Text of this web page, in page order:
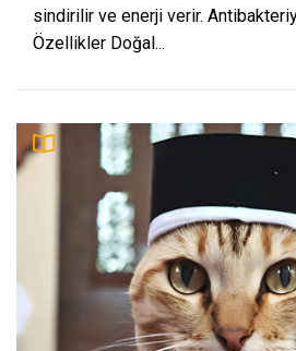
sindirilir ve enerji verir.
Özellikler Doğal...